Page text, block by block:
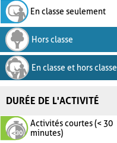
En classe seulement
Hors classe
En classe et hors classe
DURÉE DE L'ACTIVITÉ
Activités courtes (< 30
minutes)